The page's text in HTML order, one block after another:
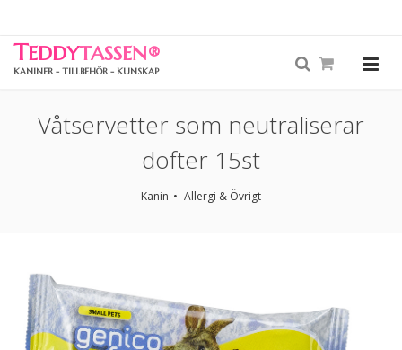
TEDDYTASSEN®
KANINER - TILLBEHÖR - KUNSKAP
Våtservetter som neutraliserar
dofter 15st
Kanin Allergi & Övrigt